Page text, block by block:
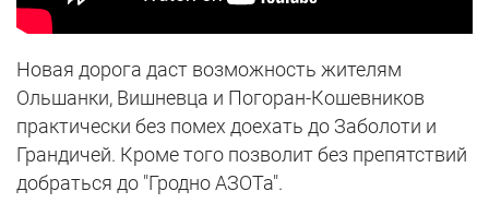
Новая дорога даст возможность жителям
Ольшанки, Вишневца и Погоран-Кошевников
практически без помех доехать до Заболоти и
Грандичей. Кроме того позволит без препятствий
добраться до "Гродно АЗОТа".